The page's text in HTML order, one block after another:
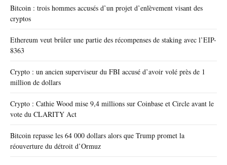
Bitcoin : trois hommes accusés d’un projet d’enlèvement visant des
cryptos
Ethereum veut brûler une partie des récompenses de staking avec l’EIP-
8363
Crypto : un ancien superviseur du FBI accusé d’avoir volé près de 1
million de dollars
Crypto : Cathie Wood mise 9,4 millions sur Coinbase et Circle avant le
vote du CLARITY Act
Bitcoin repasse les 64 000 dollars alors que Trump promet la
réouverture du détroit d’Ormuz